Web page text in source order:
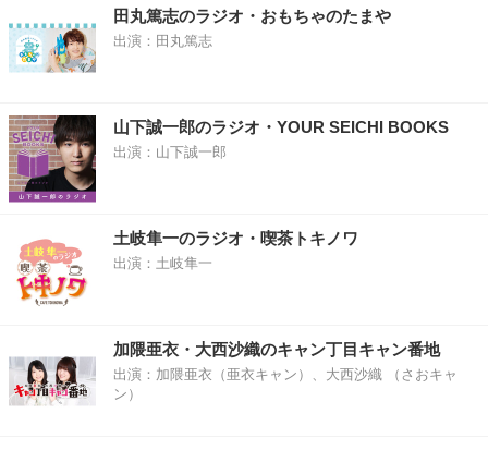
田丸篤志のラジオ・おもちゃのたまや
出演：田丸篤志
山下誠一郎のラジオ・YOUR SEICHI BOOKS
出演：山下誠一郎
土岐隼一のラジオ・喫茶トキノワ
出演：土岐隼一
加隈亜衣・大西沙織のキャン丁目キャン番地
出演：加隈亜衣（亜衣キャン）、大西沙織 （さおキャ
ン）